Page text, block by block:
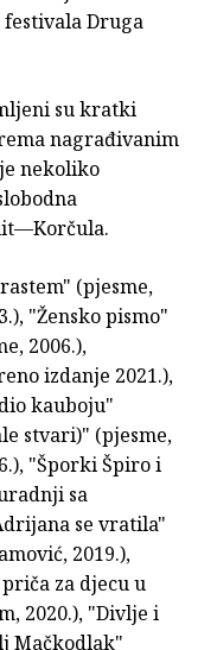
Druga
su kratki
nagrađivanim
nekoliko
(pjesme,
"Žensko pismo"
2006.),
izdanje 2021.),
kauboju"
stvari)" (pjesme,
"Šporki Špiro i
sa
se vratila"
2019.),
za djecu u
2020.), "Divlje i
Mačkodlak"